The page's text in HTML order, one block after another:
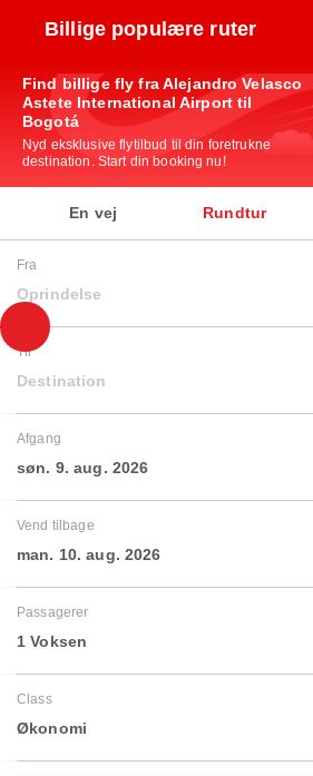
Billige populære ruter
Find billige fly fra Alejandro Velasco
Astete International Airport til
Bogotá
Nyd eksklusive flytilbud til din foretrukne
destination. Start din booking nu!
En vej Rundtur
Fra
Oprindelse
Til
Destination
Afgang
søn. 9. aug. 2026
Vend tilbage
man. 10. aug. 2026
Passagerer
1 Voksen
Class
Økonomi